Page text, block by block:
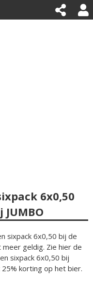
6x0,50
sixpack 6x0,50 bij de
meer geldig. Zie hier de
sixpack 6x0,50 bij
25% korting op het bier.